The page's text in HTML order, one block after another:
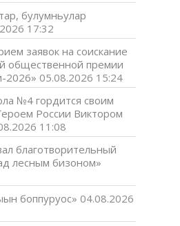
булумньулар
17:32
заявок на соискание
общественной премии
2026» 05.08.2026 15:24
№4 гордится своим
России Виктором
11:08
благотворительный
лесным бизоном»
боппуруос» 04.08.2026